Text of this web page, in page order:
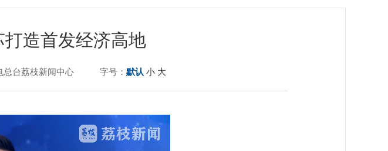
造首发经济高地
总台荔枝新闻中心 字号： 默认 小 大